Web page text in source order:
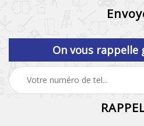
On vous